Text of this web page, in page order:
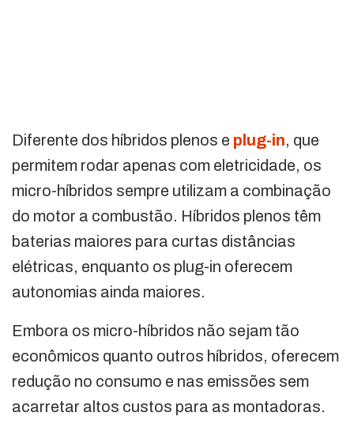
Diferente dos híbridos plenos e plug-in, que
permitem rodar apenas com eletricidade, os
micro-híbridos sempre utilizam a combinação
do motor a combustão. Híbridos plenos têm
baterias maiores para curtas distâncias
elétricas, enquanto os plug-in oferecem
autonomias ainda maiores.
Embora os micro-híbridos não sejam tão
econômicos quanto outros híbridos, oferecem
redução no consumo e nas emissões sem
acarretar altos custos para as montadoras.